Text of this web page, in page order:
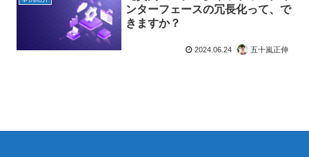
ンターフェースの冗長化って、で
きますか？
2024.06.24 五十嵐正伸